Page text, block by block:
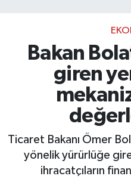
Bakan
giren
Ticaret Bakanı Ömer
yönelik yürürlüğe
ihracatçıların